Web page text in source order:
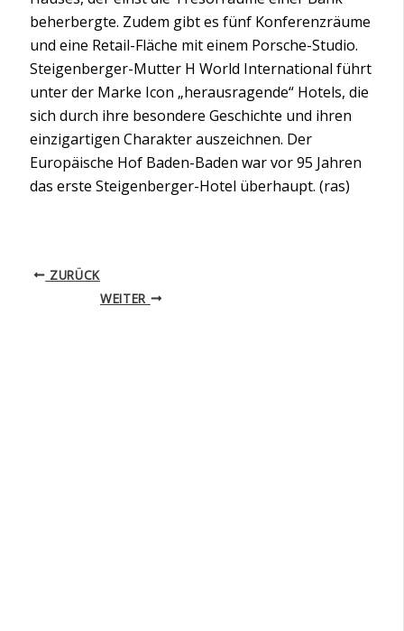
beherbergte. Zudem gibt es fünf Konferenzräume
und eine Retail-Fläche mit einem Porsche-Studio.
Steigenberger-Mutter H World International führt
unter der Marke Icon „herausragende“ Hotels, die
sich durch ihre besondere Geschichte und ihren
einzigartigen Charakter auszeichnen. Der
Europäische Hof Baden-Baden war vor 95 Jahren
das erste Steigenberger-Hotel überhaupt. (ras)
ZURÜCK
WEITER